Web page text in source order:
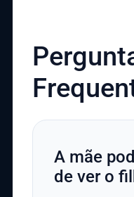
A mãe
de ver o